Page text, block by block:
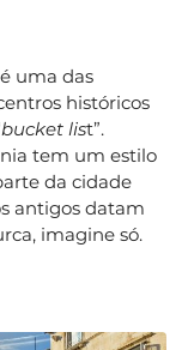
uma das
históricos
bucket list”.
tem um estilo
da cidade
antigos datam
imagine só.